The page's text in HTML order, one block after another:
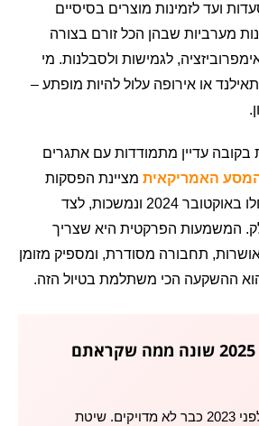
ועד לזמינות מוצרים בסיסיים
מערביות שבהן הכל זורם בצורה
לגמישות ולסבלנות. מי
או אירופה עלול להיות מופתע –
התשתיות בקובה עדיין מתמודדות עם אתגרים
האמריקאית מציינת הפסקות
חשמל ממושכות שהחלו באוקטובר 2024 ונמשכות, לצד
המשמעות הפרקטית היא שצריך
תחבורה מסודרת, ומספיק מזומן
ההשקעה הכי משתלמת בטיול הזה.
שימו לב: קובה 2025 שונה ממה שקראתם
מדריכים שנכתבו לפני 2023 כבר לא מדויקים. שיטת